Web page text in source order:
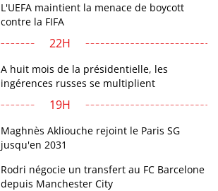
L'UEFA maintient la menace de boycott
contre la FIFA
22H
A huit mois de la présidentielle, les
ingérences russes se multiplient
19H
Maghnès Akliouche rejoint le Paris SG
jusqu'en 2031
Rodri négocie un transfert au FC Barcelone
depuis Manchester City